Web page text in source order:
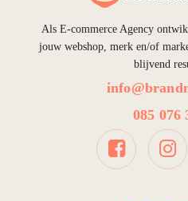
Als E-commerce Agency
jouw webshop, merk en/of
blijvend
085 076